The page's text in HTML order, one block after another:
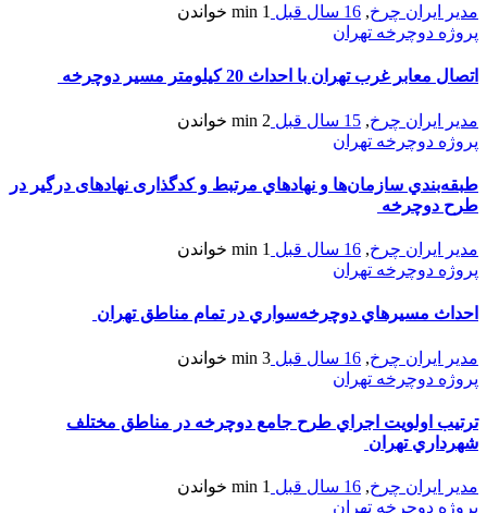
مدیر ایران چرخ, 16 سال قبل 1 min
خواندن
پروژه دوچرخه تهران
اتصال معابر غرب تهران با احداث 20 کیلومتر مسیر دوچرخه
مدیر ایران چرخ, 15 سال قبل 2 min
خواندن
پروژه دوچرخه تهران
طبقه‌بندي سازمان‌ها و نهادهاي مرتبط و کدگذاری نهادهای درگیر در
طرح دوچرخه
مدیر ایران چرخ, 16 سال قبل 1 min
خواندن
پروژه دوچرخه تهران
احداث مسيرهاي دوچرخه‌سواري در تمام مناطق تهران
مدیر ایران چرخ, 16 سال قبل 3 min
خواندن
پروژه دوچرخه تهران
ترتيب اولويت اجراي طرح جامع دوچرخه در مناطق مختلف
شهرداري تهران
مدیر ایران چرخ, 16 سال قبل 1 min
خواندن
پروژه دوچرخه تهران